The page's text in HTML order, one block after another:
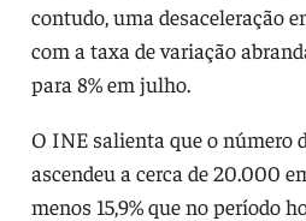
contudo, uma desaceleração
com a taxa de variação
para 8% em julho.
O INE salienta que o número
ascendeu a cerca de 20.000
menos 15,9% que no período